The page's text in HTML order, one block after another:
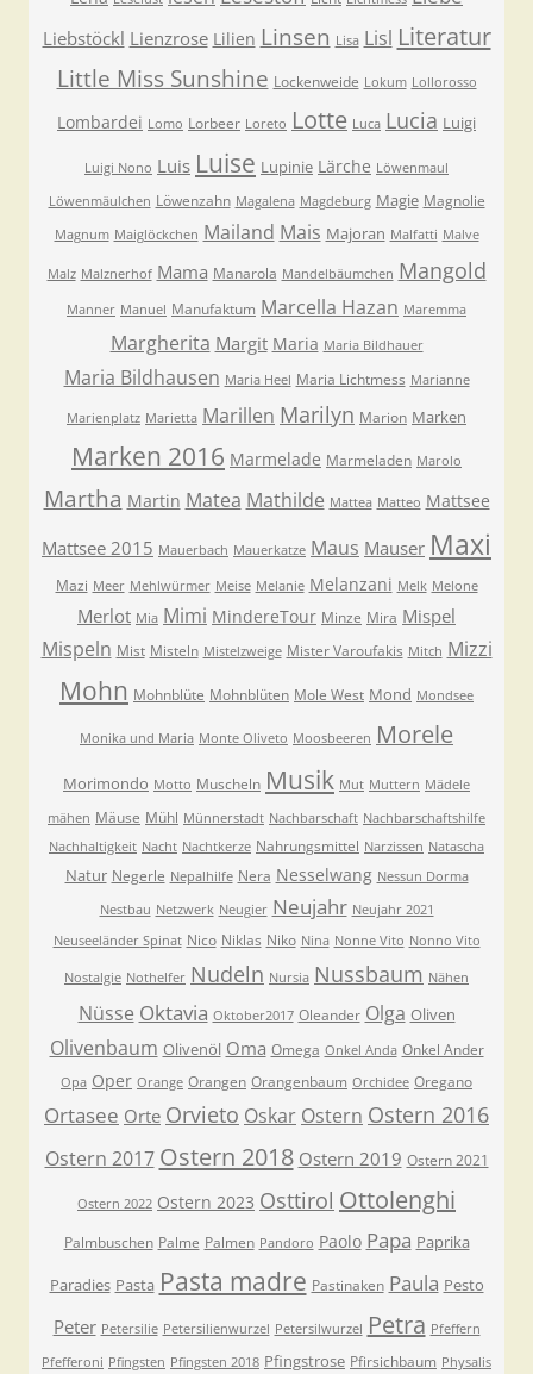
Liebstöckl Lienzrose Lilien Linsen Lisa Lisl Literatur
Little Miss Sunshine Lockenweide Lokum Lollorosso
Lombardei Lomo Lorbeer Loreto Lotte Luca Lucia Luigi
Luigi Nono Luis Luise Lupinie Lärche Löwenmaul
Löwenmäulchen Löwenzahn Magalena Magdeburg Magie Magnolie
Magnum Maiglöckchen Mailand Mais Majoran Malfatti Malve
Malz Malznerhof Mama Manarola Mandelbäumchen Mangold
Manner Manuel Manufaktum Marcella Hazan Maremma
Margherita Margit Maria Maria Bildhauer
Maria Bildhausen Maria Heel Maria Lichtmess Marianne
Marienplatz Marietta Marillen Marilyn Marion Marken
Marken 2016 Marmelade Marmeladen Marolo
Martha Martin Matea Mathilde Mattea Matteo Mattsee
Mattsee 2015 Mauerbach Mauerkatze Maus Mauser Maxi
Mazi Meer Mehlwürmer Meise Melanie Melanzani Melk Melone
Merlot Mia Mimi MindereTour Minze Mira Mispel
Mispeln Mist Misteln Mistelzweige Mister Varoufakis Mitch Mizzi
Mohn Mohnblüte Mohnblüten Mole West Mond Mondsee
Monika und Maria Monte Oliveto Moosbeeren Morele
Morimondo Motto Muscheln Musik Mut Muttern Mädele
mähen Mäuse Mühl Münnerstadt Nachbarschaft Nachbarschaftshilfe
Nachhaltigkeit Nacht Nachtkerze Nahrungsmittel Narzissen Natascha
Natur Negerle Nepalhilfe Nera Nesselwang Nessun Dorma
Nestbau Netzwerk Neugier Neujahr Neujahr 2021
Neuseeländer Spinat Nico Niklas Niko Nina Nonne Vito Nonno Vito
Nostalgie Nothelfer Nudeln Nursia Nussbaum Nähen
Nüsse Oktavia Oktober2017 Oleander Olga Oliven
Olivenbaum Olivenöl Oma Omega Onkel Anda Onkel Ander
Opa Oper Orange Orangen Orangenbaum Orchidee Oregano
Ortasee Orte Orvieto Oskar Ostern Ostern 2016
Ostern 2017 Ostern 2018 Ostern 2019 Ostern 2021
Ostern 2022 Ostern 2023 Osttirol Ottolenghi
Palmbuschen Palme Palmen Pandoro Paolo Papa Paprika
Paradies Pasta Pasta madre Pastinaken Paula Pesto
Peter Petersilie Petersilienwurzel Petersilwurzel Petra Pfeffern
Pfefferoni Pfingsten Pfingsten 2018 Pfingstrose Pfirsichbaum Physalis